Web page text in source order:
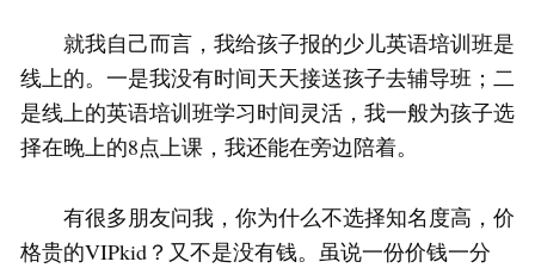
就我自己而言，我给孩子报的少儿英语培训班是
线上的。一是我没有时间天天接送孩子去辅导班；二
是线上的英语培训班学习时间灵活，我一般为孩子选
择在晚上的8点上课，我还能在旁边陪着。
有很多朋友问我，你为什么不选择知名度高，价
格贵的VIPkid？又不是没有钱。虽说一份价钱一分